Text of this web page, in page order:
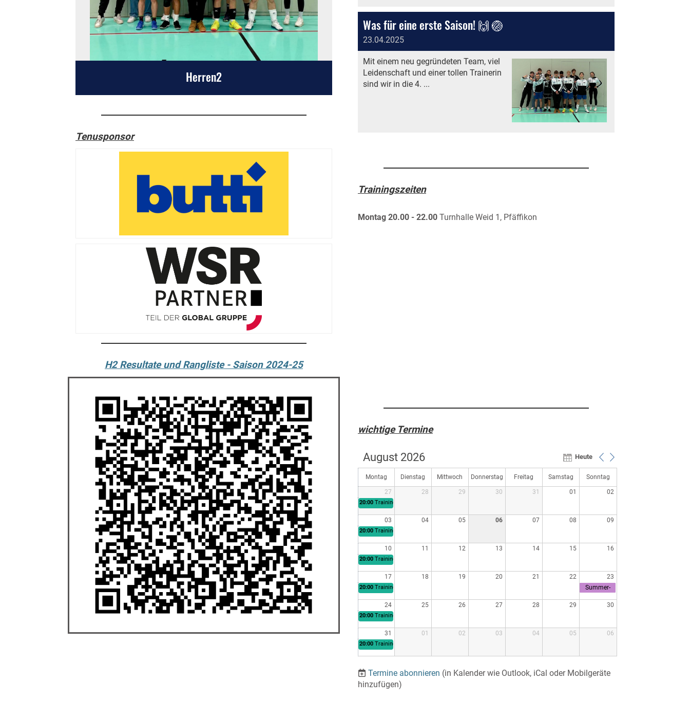
Herren2
Tenusponsor
H2 Resultate und Rangliste - Saison 2024-25
Was für eine erste Saison! 🙌 🏐
23.04.2025
Mit einem neu gegründeten Team, viel
Leidenschaft und einer tollen Trainerin
sind wir in die 4. ...
Trainingszeiten
Montag 20.00 - 22.00 Turnhalle Weid 1, Pfäffikon
wichtige Termine
Heute
August 2026
Montag Dienstag Mittwoch Donnerstag Freitag Samstag Sonntag
27 28 29 30 31 01 02
03 04 05 06 07 08 09
10 11 12 13 14 15 16
17 18 19 20 21 22 23
24 25 26 27 28 29 30
31 01 02 03 04 05 06
20:00Training H2
20:00Training H2
20:00Training H2
20:00Training H2
Summer-
20:00Training H2
20:00Training H2
Termine abonnieren (in Kalender wie Outlook, iCal oder Mobilgeräte
hinzufügen)